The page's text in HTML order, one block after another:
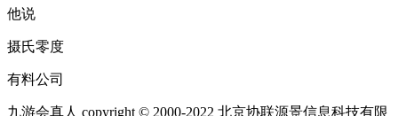
他说
摄氏零度
有料公司
九游会真人 copyright © 2000-2022 北京协联源景信息科技有限